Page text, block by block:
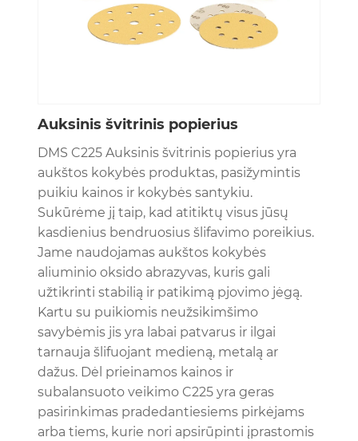
Auksinis švitrinis popierius
DMS C225 Auksinis švitrinis popierius yra
aukštos kokybės produktas, pasižymintis
puikiu kainos ir kokybės santykiu.
Sukūrėme jį taip, kad atitiktų visus jūsų
kasdienius bendruosius šlifavimo poreikius.
Jame naudojamas aukštos kokybės
aliuminio oksido abrazyvas, kuris gali
užtikrinti stabilią ir patikimą pjovimo jėgą.
Kartu su puikiomis neužsikimšimo
savybėmis jis yra labai patvarus ir ilgai
tarnauja šlifuojant medieną, metalą ar
dažus. Dėl prieinamos kainos ir
subalansuoto veikimo C225 yra geras
pasirinkimas pradedantiesiems pirkėjams
arba tiems, kurie nori apsirūpinti įprastomis